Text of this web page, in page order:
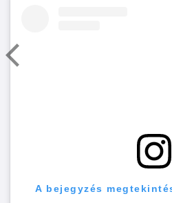
A bejegyzés